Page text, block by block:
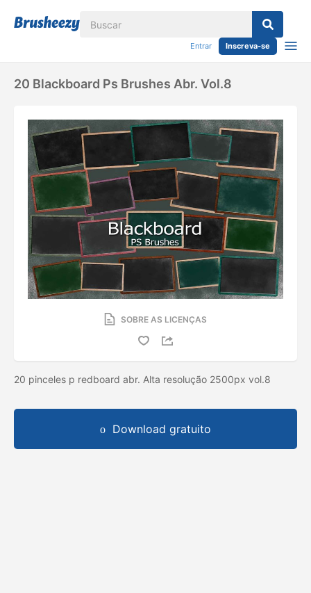
Entrar Inscreva-se
20 Blackboard Ps Brushes Abr. Vol.8
SOBRE AS LICENÇAS
20 pinceles p redboard abr. Alta resolução 2500px vol.8
Download gratuito